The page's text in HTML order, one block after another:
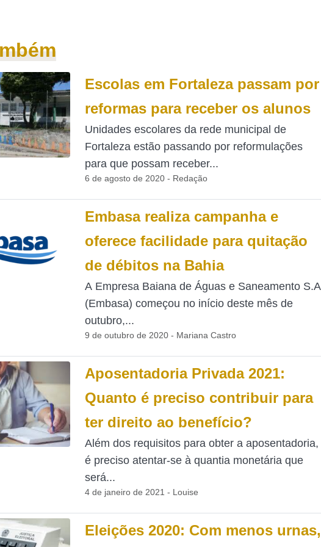
Escolas em Fortaleza passam por
reformas para receber os alunos
Unidades escolares da rede municipal de
Fortaleza estão passando por reformulações
para que possam receber...
6 de agosto de 2020 - Redação
Embasa realiza campanha e
oferece facilidade para quitação
de débitos na Bahia
A Empresa Baiana de Águas e Saneamento S.A
(Embasa) começou no início deste mês de
outubro,...
9 de outubro de 2020 - Mariana Castro
Aposentadoria Privada 2021:
Quanto é preciso contribuir para
ter direito ao benefício?
Além dos requisitos para obter a aposentadoria,
é preciso atentar-se à quantia monetária que
será...
4 de janeiro de 2021 - Louise
Eleições 2020: Com menos urnas,